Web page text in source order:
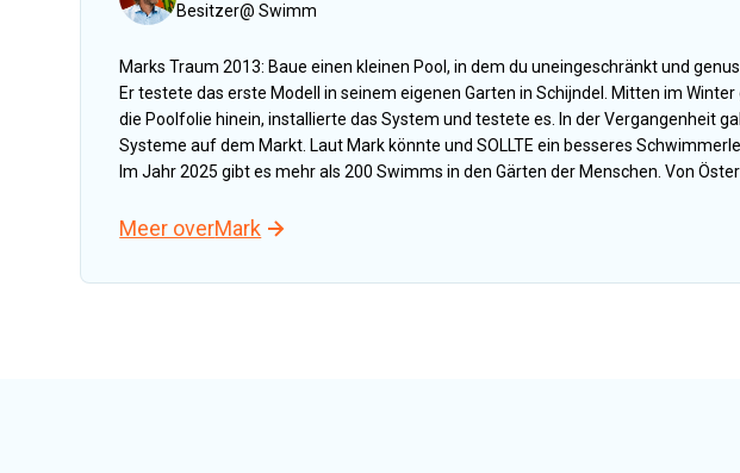
Besitzer@Swimm
Marks Traum 2013: Baue einen kleinen Pool, in dem du uneingeschränkt und
Er testete das erste Modell in seinem eigenen Garten in Schijndel. Mitten im
die Poolfolie hinein, installierte das System und testete es. In der Vergangenheit
Systeme auf dem Markt. Laut Mark könnte und SOLLTE ein besseres
Im Jahr 2025 gibt es mehr als 200 Swimms in den Gärten der Menschen. Von
Meer overMark